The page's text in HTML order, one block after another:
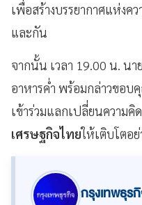
เพื่อสร้างบรรยากาศแห่งค
และกัน
จากนั้น เวลา 19.00 น. นา
อาหารค่ำ พร้อมกล่าวขอ
เข้าร่วมแลกเปลี่ยนความ
เศรษฐกิจไทยให้เติบโตอ
กรุงเทพธุร